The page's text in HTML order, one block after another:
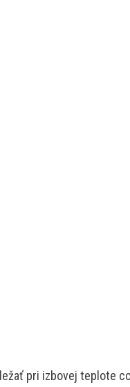
pri izbovej teplote